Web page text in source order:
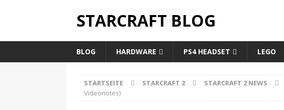
STARCRAFT BLOG
BLOG HARDWARE PS4 HEADSET LEGO
STARTSEITE STARCRAFT 2 STARCRAFT 2 NEWS
Videonotes)